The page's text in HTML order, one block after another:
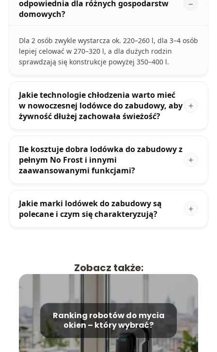
odpowiednia dla różnych gospodarstw
domowych?
Dla 2 osób zwykle wystarcza ok. 220–260 l, dla 3–4 osób
lepiej celować w 270–320 l, a dla dużych rodzin
sprawdzają się konstrukcje powyżej 350–400 l.
Jakie technologie chłodzenia warto mieć
w nowoczesnej lodówce do zabudowy, aby
żywność dłużej zachowała świeżość?
Ile kosztuje dobra lodówka do zabudowy z
pełnym No Frost i innymi
zaawansowanymi funkcjami?
Jakie marki lodówek do zabudowy są
polecane i czym się charakteryzują?
Zobacz także:
Ranking robotów do mycia
okien – który wybrać?